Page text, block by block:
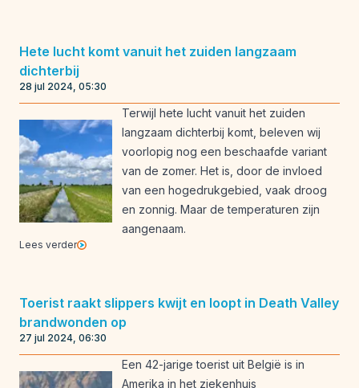
Hete lucht komt vanuit het zuiden langzaam
dichterbij
28 jul 2024, 05:30
Terwijl hete lucht vanuit het zuiden
langzaam dichterbij komt, beleven wij
voorlopig nog een beschaafde variant
van de zomer. Het is, door de invloed
van een hogedrukgebied, vaak droog
en zonnig. Maar de temperaturen zijn
aangenaam.
Lees verder
Toerist raakt slippers kwijt en loopt in Death Valley
brandwonden op
27 jul 2024, 06:30
Een 42-jarige toerist uit België is in
Amerika in het ziekenhuis